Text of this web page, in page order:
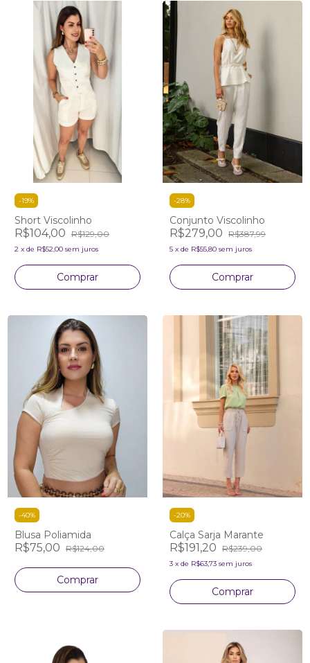
-19%
Short Viscolinho
R$104,00 R$129,00
2 x de R$52,00 sem juros
Comprar
-28%
Conjunto Viscolinho
R$279,00 R$387,99
5 x de R$55,80 sem juros
Comprar
-40%
Blusa Poliamida
R$75,00 R$124,00
Comprar
-20%
Calça Sarja Marante
R$191,20 R$239,00
3 x de R$63,73 sem juros
Comprar